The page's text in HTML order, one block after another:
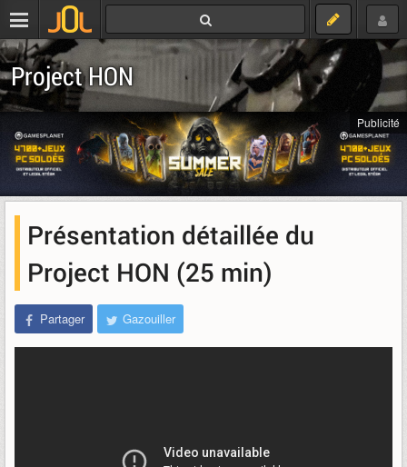
Project HON
Publicité
Présentation détaillée du
Project HON (25 min)
Partager Gazouiller